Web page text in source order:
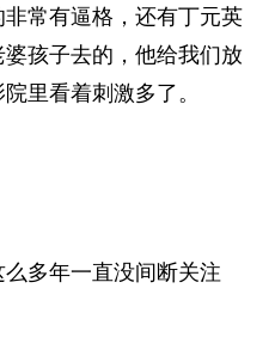
常有逼格，还有丁元英
孩子去的，他给我们放
里看着刺激多了。
多年一直没间断关注